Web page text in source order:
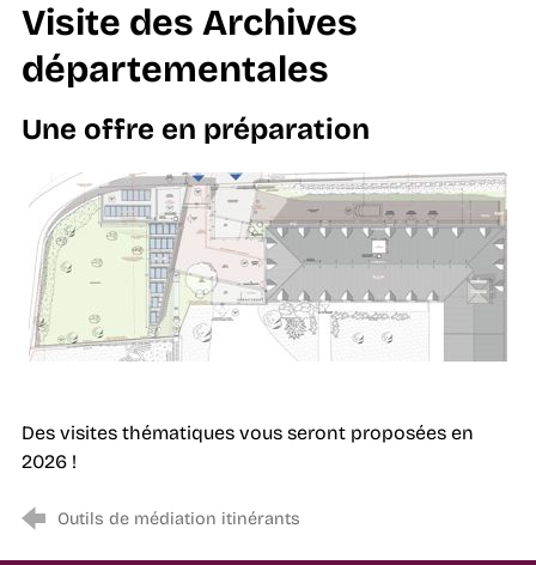
Visite des Archives
départementales
Une offre en préparation
Des visites thématiques vous seront proposées en
2026 !
Outils de médiation itinérants